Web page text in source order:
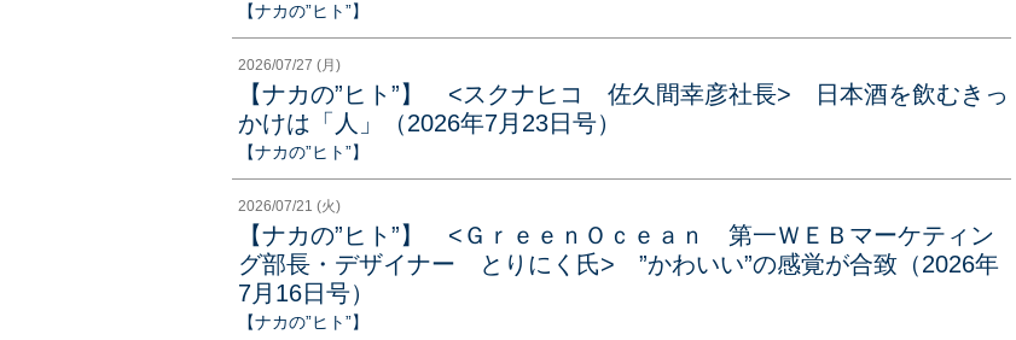
【ナカの”ヒト”】
2026/07/27 (月)
【ナカの”ヒト”】 <スクナヒコ 佐久間幸彦社長> 日本酒を飲むきっ
かけは「人」（2026年7月23日号）
【ナカの”ヒト”】
2026/07/21 (火)
【ナカの”ヒト”】 <ＧｒｅｅｎＯｃｅａｎ 第一ＷＥＢマーケティン
グ部長・デザイナー とりにく氏> ”かわいい”の感覚が合致（2026年
7月16日号）
【ナカの”ヒト”】